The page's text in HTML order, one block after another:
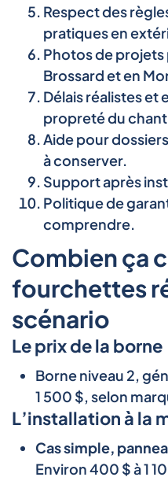
Respect des
pratiques en
Photos de projets
Brossard et en
Délais réalistes et
propreté du
Aide pour
à conserver.
Support après
Politique de
comprendre.
Combien ça
fourchettes
scénario
Le prix de la borne
Borne niveau 2,
1 500 $, selon
L’installation à la
Cas simple,
Environ 400 $ à 1